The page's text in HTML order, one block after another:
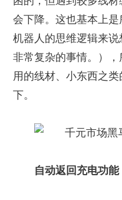
会下降。这也基本上
机器人的思维逻辑来
非常复杂的事情。）
用的线材、小东西之
下。
自动返回充电功能